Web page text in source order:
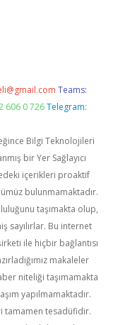
Teams:
606 0 726 Telegram:
Bilgi Teknolojileri
bir Yer Sağlayıcı
içerikleri proaktif
bulunmamaktadır.
taşımakta olup,
sayılırlar. Bu internet
ile hiçbir bağlantısı
makaleler
niteliği taşımamakta
yapılmamaktadır.
tamamen tesadüfidir.